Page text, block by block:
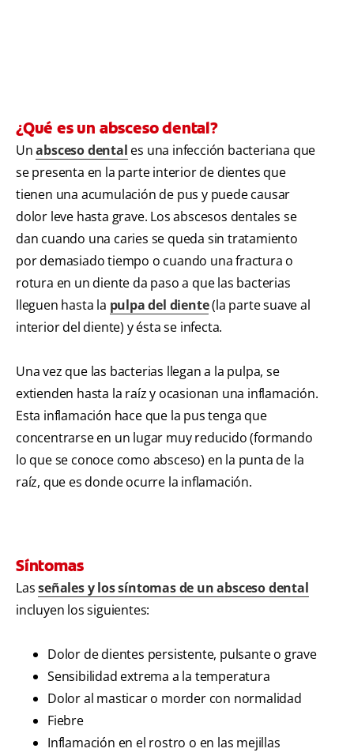
¿Qué es un absceso dental?
Unabsceso dental es una infección bacteriana que
se presenta en la parte interior de dientes que
tienen una acumulación de pus y puede causar
dolor leve hasta grave. Los abscesos dentales se
dan cuando una caries se queda sin tratamiento
por demasiado tiempo o cuando una fractura o
rotura en un diente da paso a que las bacterias
lleguen hasta la pulpa del diente(la parte suave al
interior del diente) y ésta se infecta.
Una vez que las bacterias llegan a la pulpa, se
extienden hasta la raíz y ocasionan una inflamación.
Esta inflamación hace que la pus tenga que
concentrarse en un lugar muy reducido (formando
lo que se conoce como absceso) en la punta de la
raíz, que es donde ocurre la inflamación.
Síntomas
Lasseñales y los síntomas de un absceso dental
incluyen los siguientes:
Dolor de dientes persistente, pulsante o grave
Sensibilidad extrema a la temperatura
Dolor al masticar o morder con normalidad
Fiebre
Inflamación en el rostro o en las mejillas